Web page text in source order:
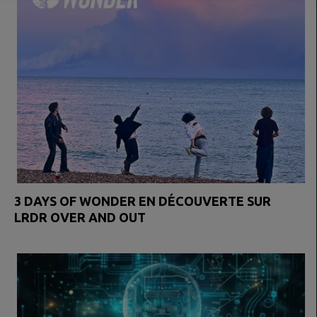
3 DAYS OF WONDER EN DÉCOUVERTE SUR
LRDR OVER AND OUT